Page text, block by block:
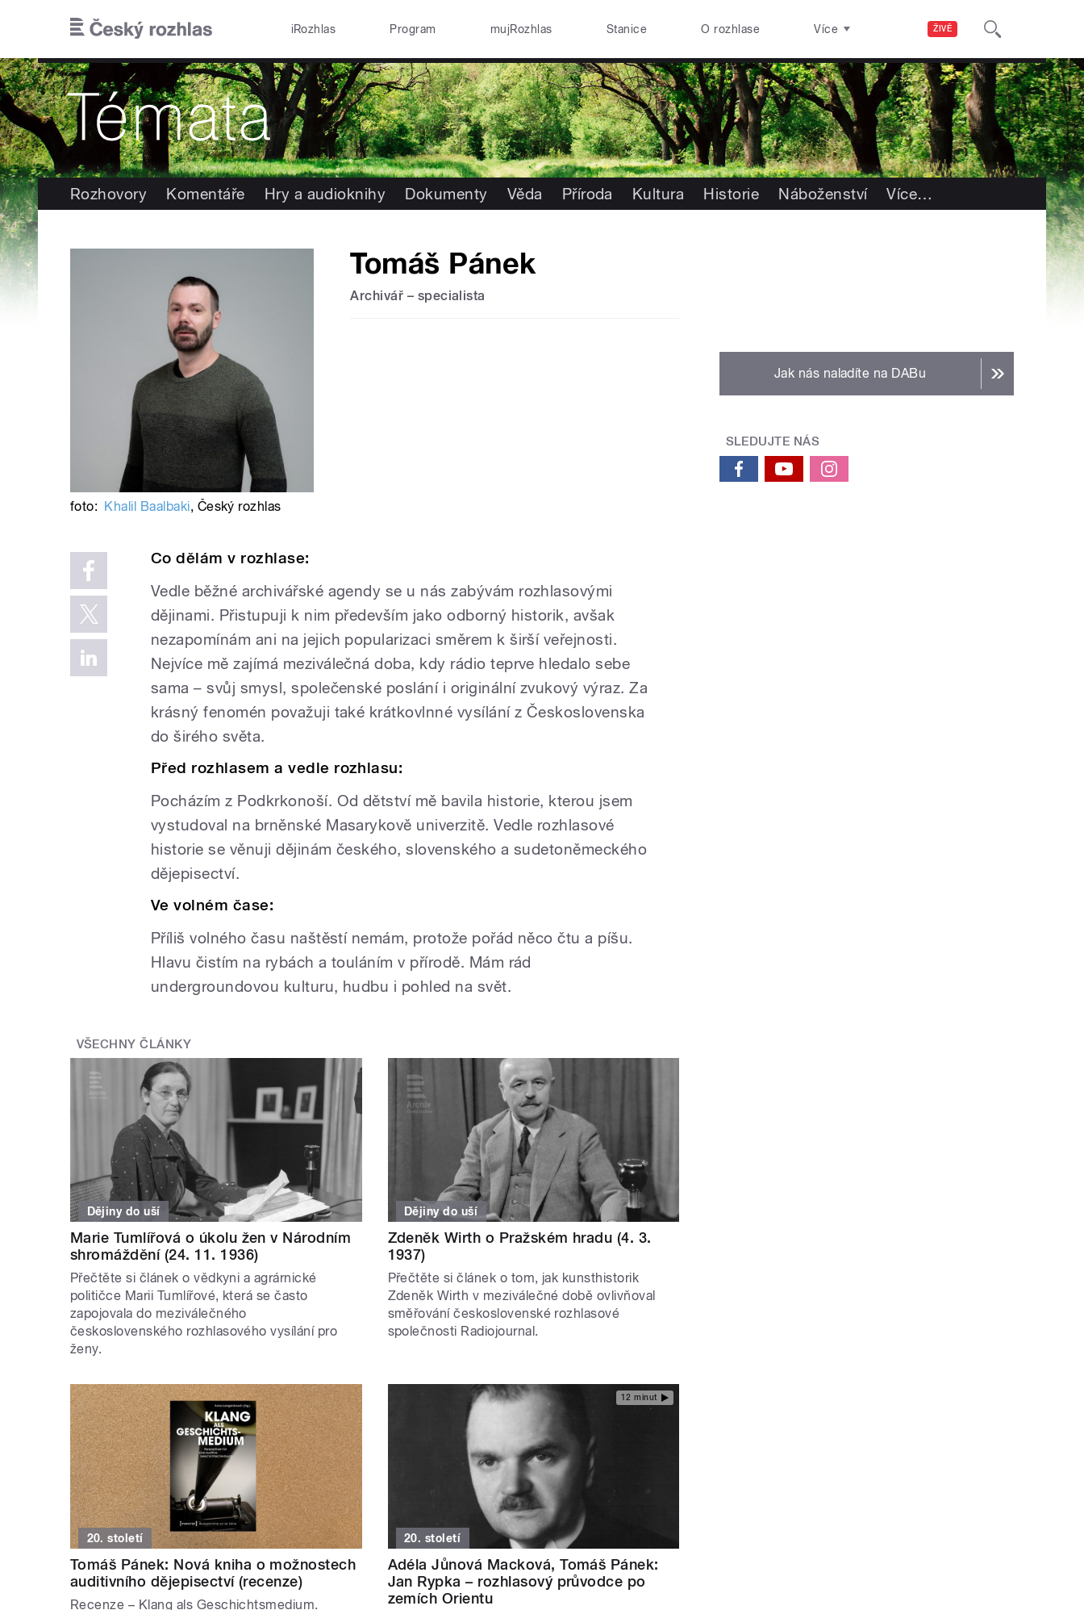
ŽIVĚ
iRozhlas Program mujRozhlas Stanice O rozhlase Více
Rozhovory Komentáře Hry a audioknihy Dokumenty Věda Příroda Kultura Historie Náboženství Více…
Tomáš Pánek
Archivář – specialista
foto: Khalil Baalbaki, Český rozhlas
Co dělám v rozhlase:
Vedle běžné archivářské agendy se u nás zabývám rozhlasovými
dějinami. Přistupuji k nim především jako odborný historik, avšak
nezapomínám ani na jejich popularizaci směrem k širší veřejnosti.
Nejvíce mě zajímá meziválečná doba, kdy rádio teprve hledalo sebe
sama – svůj smysl, společenské poslání i originální zvukový výraz. Za
krásný fenomén považuji také krátkovlnné vysílání z Československa
do širého světa.
Před rozhlasem a vedle rozhlasu:
Pocházím z Podkrkonoší. Od dětství mě bavila historie, kterou jsem
vystudoval na brněnské Masarykově univerzitě. Vedle rozhlasové
historie se věnuji dějinám českého, slovenského a sudetoněmeckého
dějepisectví.
Ve volném čase:
Příliš volného času naštěstí nemám, protože pořád něco čtu a píšu.
Hlavu čistím na rybách a touláním v přírodě. Mám rád
undergroundovou kulturu, hudbu i pohled na svět.
VŠECHNY ČLÁNKY
Dějiny do uší
Marie Tumlířová o úkolu žen v Národním
shromáždění (24. 11. 1936)
Přečtěte si článek o vědkyni a agrárnické
političce Marii Tumlířové, která se často
zapojovala do meziválečného
československého rozhlasového vysílání pro
ženy.
Dějiny do uší
Zdeněk Wirth o Pražském hradu (4. 3.
1937)
Přečtěte si článek o tom, jak kunsthistorik
Zdeněk Wirth v meziválečné době ovlivňoval
směřování československé rozhlasové
společnosti Radiojournal.
20. století
Tomáš Pánek: Nová kniha o možnostech
auditivního dějepisectví (recenze)
Recenze – Klang als Geschichtsmedium.
12 minut
20. století
Adéla Jůnová Macková, Tomáš Pánek:
Jan Rypka – rozhlasový průvodce po
zemích Orientu
Jak nás naladíte na DABu
SLEDUJTE NÁS